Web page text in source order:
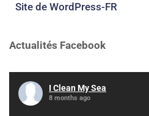
Site de WordPress-FR
Actualités Facebook
I Clean My Sea
8 months ago